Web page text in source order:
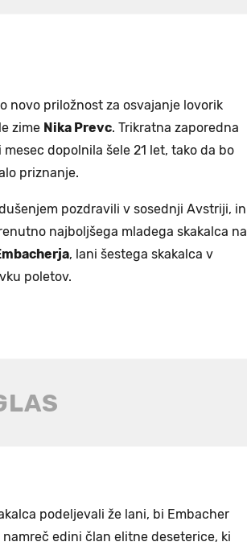
novo priložnost za osvajanje lovorik
zime Nika Prevc. Trikratna zaporedna
dopolnila šele 21 let, tako da bo
priznanje.
pozdravili v sosednji Avstriji, in
najboljšega mladega skakalca na
, lani šestega skakalca v
poletov.
podeljevali že lani, bi Embacher
edini član elitne deseterice, ki